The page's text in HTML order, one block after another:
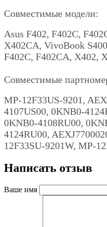
Совместимые модели:
Asus F402, F402C,
X402CA, VivoBook
F402C, F402CA, X402,
Совместимые
MP-12F33US-9201,
4107US00, 0KNB0-
0KNB0-4108RU00,
4124RU00,
12F33SU-9201W, MP-
Написать отзыв
Ваше имя